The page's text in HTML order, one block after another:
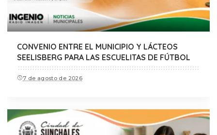
CONVENIO ENTRE EL MUNICIPIO Y LÁCTEOS
SEELISBERG PARA LAS ESCUELITAS DE FÚTBOL
7 de agosto de 2026